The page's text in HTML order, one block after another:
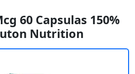
60 Capsulas 150%
Nutrition